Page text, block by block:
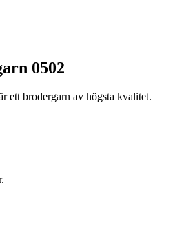
0502
ett brodergarn av högsta kvalitet.